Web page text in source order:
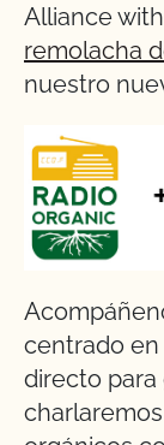
Alliance
remolacha
nuestro
centrado
directo para